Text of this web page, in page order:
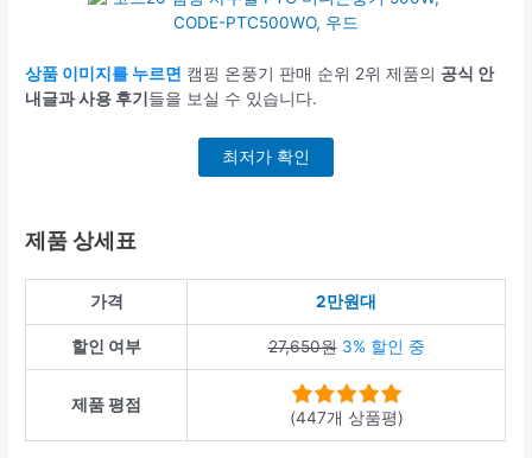
상품 이미지를 누르면 캠핑 온풍기 판매 순위 2위 제품의 공식 안
내글과 사용 후기 들을 보실 수 있습니다.
최저가 확인
제품 상세표
가격 2만원대
할인 여부 27,650원 3% 할인 중
제품 평점
(447개 상품평)